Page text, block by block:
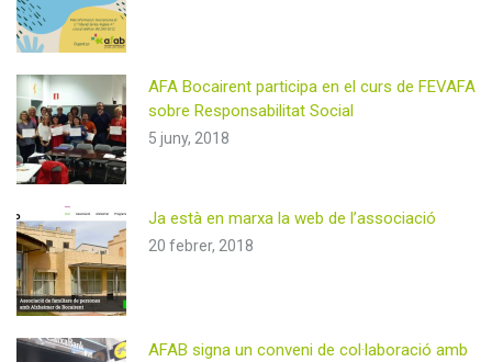
AFA Bocairent participa en el curs de FEVAFA
sobre Responsabilitat Social
5 juny, 2018
Ja està en marxa la web de l’associació
20 febrer, 2018
AFAB signa un conveni de col·laboració amb